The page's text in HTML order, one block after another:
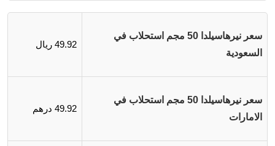
سعر نيرهاسيلدا 50 مجم استحلاب في
السعودية
49.92 ريال
سعر نيرهاسيلدا 50 مجم استحلاب في
الامارات
49.92 درهم